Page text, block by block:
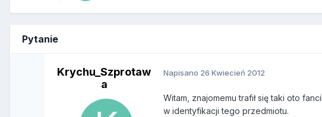
Pytanie
Krychu_Szprotaw
a
Napisano 26 Kwiecień 2012
Witam, znajomemu trafił się taki oto
w identyfikacji tego przedmiotu.